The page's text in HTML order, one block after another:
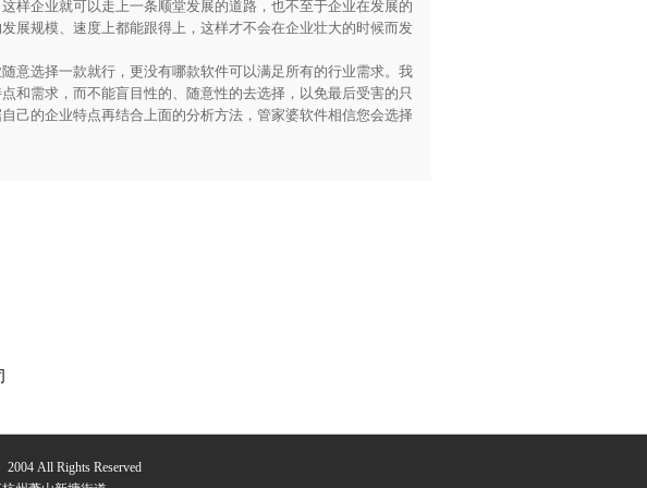
样企业就可以走上一条顺堂发展的道路，也不至于企业在发展的
展规模、速度上都能跟得上，这样才不会在企业壮大的时候而发
选择一款就行，更没有哪款软件可以满足所有的行业需求。我
和需求，而不能盲目性的、随意性的去选择，以免最后受害的只
己的企业特点再结合上面的分析方法，管家婆软件相信您会选择
All Rights Reserved